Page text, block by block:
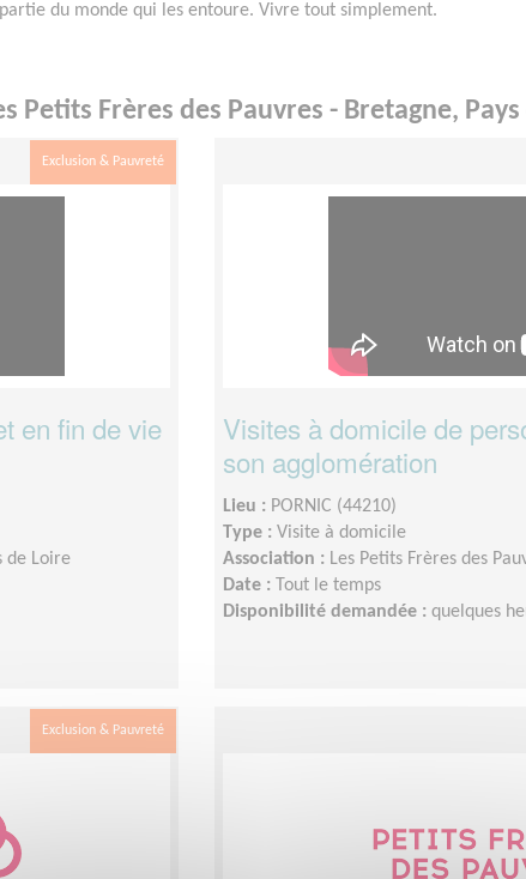
du monde qui les entoure. Vivre tout simplement.
Petits Frères des Pauvres - Bretagne,
Exclusion & Pauvreté
en fin de vie
de Loire
Visites à domicile de
son agglomération
Lieu : PORNIC (44210)
Type : Visite à domicile
Association : Les Petits Frères des
Date :
Tout le temps
Disponibilité demandée : quelques
Exclusion & Pauvreté